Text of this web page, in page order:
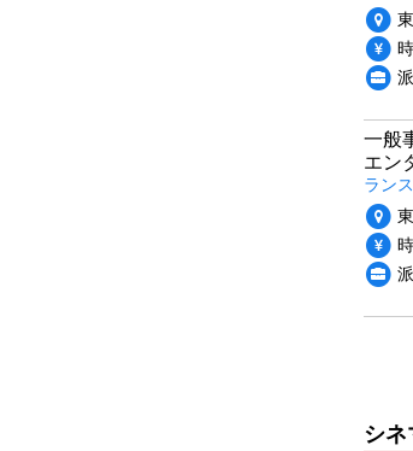
一般
エン
ラン
シ